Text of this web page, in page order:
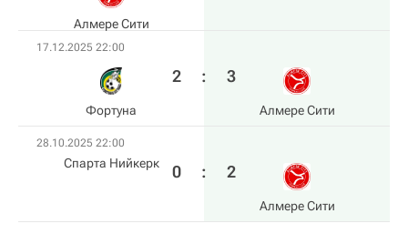
Алмере Сити
17.12.2025 22:00
Фортуна
2 : 3
Алмере Сити
28.10.2025 22:00
Спарта Нийкерк 0 : 2
Алмере Сити